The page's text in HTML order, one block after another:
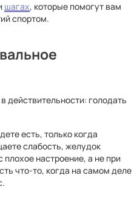
шагах, которые помогут вам
спортом.
действительности: голодать
есть, только когда
слабость, желудок
настроение, а не при
что-то, когда на самом деле